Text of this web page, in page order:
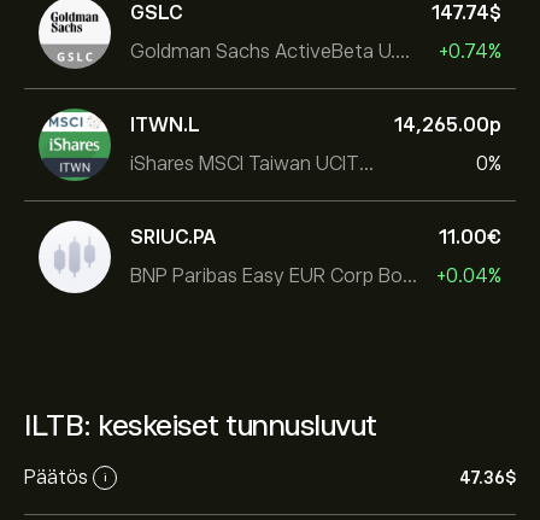
GSLC
Goldman Sachs ActiveBeta U.S. Large Cap Equity ETF
147.74‎$‎
+0.74%
ITWN.L
iShares MSCI Taiwan UCITS ETF
14,265.00‎p‎
0%
SRIUC.PA
BNP Paribas Easy EUR Corp Bond SRI Fossil Free Ult
11.00‎€‎
+0.04%
ILTB: keskeiset tunnusluvut
Päätös i 47.36‎$‎